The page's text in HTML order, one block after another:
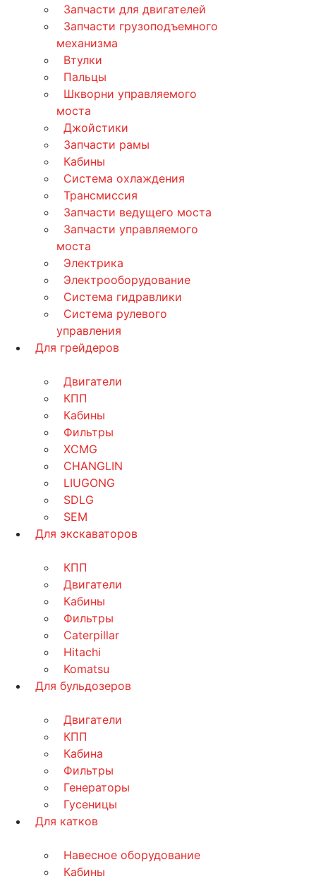
Запчасти для двигателей
Запчасти грузоподъемного
механизма
Втулки
Пальцы
Шкворни управляемого
моста
Джойстики
Запчасти рамы
Кабины
Система охлаждения
Трансмиссия
Запчасти ведущего моста
Запчасти управляемого
моста
Электрика
Электрооборудование
Система гидравлики
Система рулевого
управления
Для грейдеров
Двигатели
КПП
Кабины
Фильтры
XCMG
CHANGLIN
LIUGONG
SDLG
SEM
Для экскаваторов
КПП
Двигатели
Кабины
Фильтры
Caterpillar
Hitachi
Komatsu
Для бульдозеров
Двигатели
КПП
Кабина
Фильтры
Генераторы
Гусеницы
Для катков
Навесное оборудование
Кабины